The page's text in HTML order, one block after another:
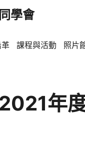
學會
課程與活動 照片
年